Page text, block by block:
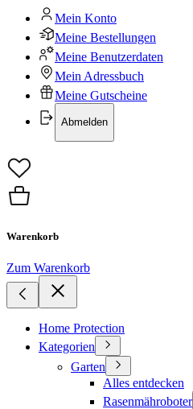
Mein Konto
Meine Bestellungen
Meine Benutzerdaten
Mein Adressbuch
Meine Gutscheine
Abmelden
Warenkorb
Zum Warenkorb
Home Protection
Kategorien
Garten
Alles entdecken
Rasenmähroboter